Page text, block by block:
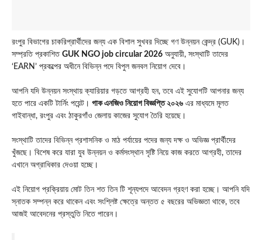
রংপুর বিভাগের চাকরিপ্রার্থীদের জন্য এক বিশাল সুখবর দিচ্ছে গণ উন্নয়ন কেন্দ্র (GUK)।
সম্প্রতি প্রকাশিত GUK NGO job circular 2026 অনুযায়ী, সংস্থাটি তাদের
‘EARN’ প্রকল্পের অধীনে বিভিন্ন পদে বিপুল জনবল নিয়োগ দেবে।
আপনি যদি উন্নয়ন সংস্থায় ক্যারিয়ার গড়তে আগ্রহী হন, তবে এই সুযোগটি আপনার জন্য
হতে পারে একটি টার্নিং পয়েন্ট। গাক এনজিও নিয়োগ বিজ্ঞপ্তি ২০২৬ এর মাধ্যমে মূলত
গাইবান্ধা, রংপুর এবং ঠাকুরগাঁও জেলায় কাজের সুযোগ তৈরি হয়েছে।
সংস্থাটি তাদের বিভিন্ন প্রশাসনিক ও মাঠ পর্যায়ের পদের জন্য দক্ষ ও অভিজ্ঞ প্রার্থীদের
খুঁজছে। বিশেষ করে যারা যুব উন্নয়ন ও কর্মসংস্থান সৃষ্টি নিয়ে কাজ করতে আগ্রহী, তাদের
এখানে অগ্রাধিকার দেওয়া হচ্ছে।
এই নিয়োগ প্রক্রিয়ায় মোট তিন শত তিন টি শূন্যপদে আবেদন গ্রহণ করা হচ্ছে। আপনি যদি
স্নাতক সম্পন্ন করে থাকেন এবং সংশ্লিষ্ট ক্ষেত্রে অন্তত ৫ বছরের অভিজ্ঞতা থাকে, তবে
আজই আবেদনের প্রস্তুতি নিতে পারেন।